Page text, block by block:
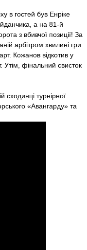
в гостей був Енріке
а на 81-й
з вбивчої позиції! За
арбітром хвилині гри
Кожанов відкотив у
Утім, фінальний свисток
сходинці турнірної
«Авангарду» та